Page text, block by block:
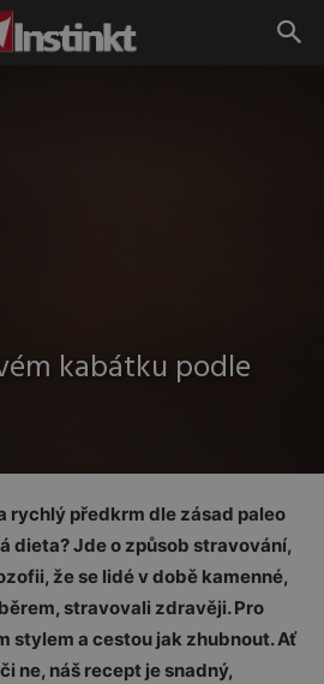
kabátku podle
rychlý předkrm dle zásad paleo
dieta? Jde o způsob stravování,
že se lidé v době kamenné,
stravovali zdravěji. Pro
stylem a cestou jak zhubnout. Ať
ne, náš recept je snadný,